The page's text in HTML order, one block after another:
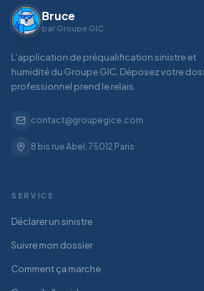
Bruce
par Groupe GIC
L'application de préqualification sinistre et
humidité du Groupe GIC. Déposez votre
professionnel prend le relais.
contact@groupegice.com
8 bis rue Abel, 75012 Paris
SERVICE
Déclarer un sinistre
Suivre mon dossier
Comment ça marche